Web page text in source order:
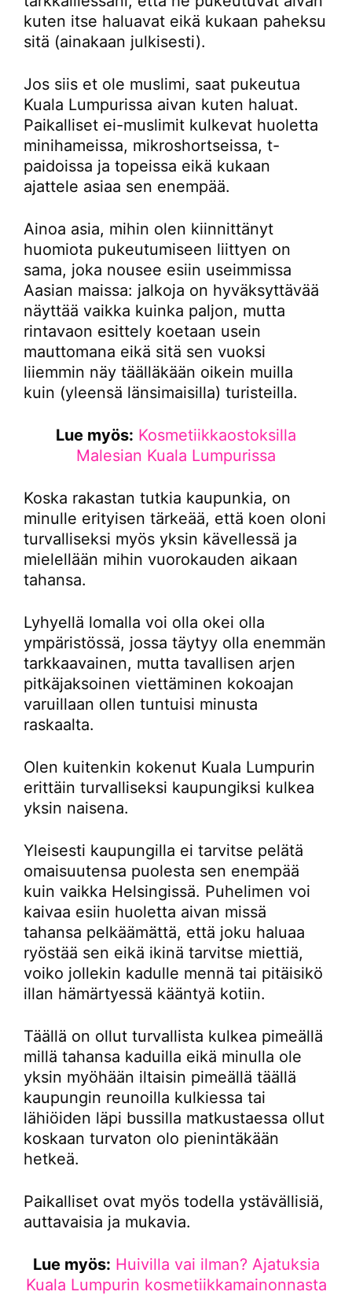
kuten itse haluavat eikä kukaan paheksu
sitä (ainakaan julkisesti).
Jos siis et ole muslimi, saat pukeutua
Kuala Lumpurissa aivan kuten haluat.
Paikalliset ei-muslimit kulkevat huoletta
minihameissa, mikroshortseissa, t-
paidoissa ja topeissa eikä kukaan
ajattele asiaa sen enempää.
Ainoa asia, mihin olen kiinnittänyt
huomiota pukeutumiseen liittyen on
sama, joka nousee esiin useimmissa
Aasian maissa: jalkoja on hyväksyttävää
näyttää vaikka kuinka paljon, mutta
rintavaon esittely koetaan usein
mauttomana eikä sitä sen vuoksi
liiemmin näy täälläkään oikein muilla
kuin (yleensä länsimaisilla) turisteilla.
Lue myös: Kosmetiikkaostoksilla
Malesian Kuala Lumpurissa
Koska rakastan tutkia kaupunkia, on
minulle erityisen tärkeää, että koen oloni
turvalliseksi myös yksin kävellessä ja
mielellään mihin vuorokauden aikaan
tahansa.
Lyhyellä lomalla voi olla okei olla
ympäristössä, jossa täytyy olla enemmän
tarkkaavainen, mutta tavallisen arjen
pitkäjaksoinen viettäminen kokoajan
varuillaan ollen tuntuisi minusta
raskaalta.
Olen kuitenkin kokenut Kuala Lumpurin
erittäin turvalliseksi kaupungiksi kulkea
yksin naisena.
Yleisesti kaupungilla ei tarvitse pelätä
omaisuutensa puolesta sen enempää
kuin vaikka Helsingissä. Puhelimen voi
kaivaa esiin huoletta aivan missä
tahansa pelkäämättä, että joku haluaa
ryöstää sen eikä ikinä tarvitse miettiä,
voiko jollekin kadulle mennä tai pitäisikö
illan hämärtyessä kääntyä kotiin.
Täällä on ollut turvallista kulkea pimeällä
millä tahansa kaduilla eikä minulla ole
yksin myöhään iltaisin pimeällä täällä
kaupungin reunoilla kulkiessa tai
lähiöiden läpi bussilla matkustaessa ollut
koskaan turvaton olo pienintäkään
hetkeä.
Paikalliset ovat myös todella ystävällisiä,
auttavaisia ja mukavia.
Lue myös: Huivilla vai ilman? Ajatuksia
Kuala Lumpurin kosmetiikkamainonnasta